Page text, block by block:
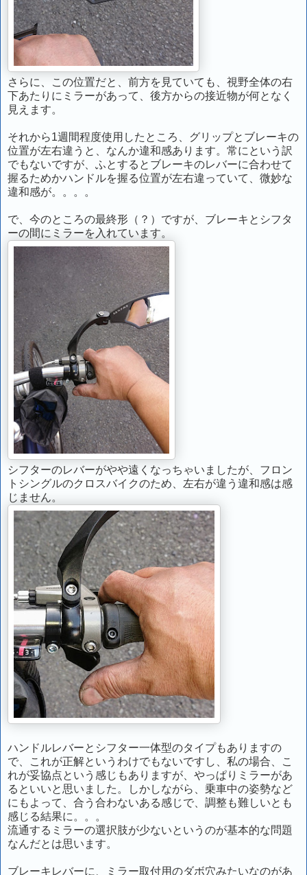
さらに、この位置だと、前方を見ていても、視野全体の右
下あたりにミラーがあって、後方からの接近物が何となく
見えます。
それから1週間程度使用したところ、グリップとブレーキの
位置が左右違うと、なんか違和感あります。常にという訳
でもないですが、ふとするとブレーキのレバーに合わせて
握るためかハンドルを握る位置が左右違っていて、微妙な
違和感が。。。。
で、今のところの最終形（？）ですが、ブレーキとシフタ
ーの間にミラーを入れています。
シフターのレバーがやや遠くなっちゃいましたが、フロン
トシングルのクロスバイクのため、左右が違う違和感は感
じません。
ハンドルレバーとシフター一体型のタイプもありますの
で、これが正解というわけでもないですし、私の場合、こ
れが妥協点という感じもありますが、やっぱりミラーがあ
るといいと思いました。しかしながら、乗車中の姿勢など
にもよって、合う合わないある感じで、調整も難しいとも
感じる結果に。。。
流通するミラーの選択肢が少ないというのが基本的な問題
なんだとは思います。
ブレーキレバーに、ミラー取付用のダボ穴みたいなのがあ